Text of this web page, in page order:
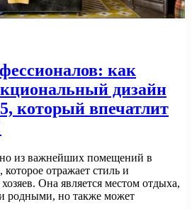
как
дизайн
который впечатлит
из важнейших помещений в
отражает стиль и
Она является местом отдыха,
и родными, но также может